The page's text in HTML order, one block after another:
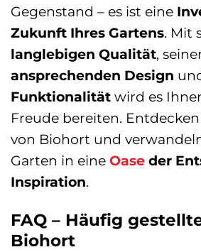
Gegenstand – es ist eine
Zukunft Ihres Gartens. Mit
langlebigen Qualität,
ansprechenden Design
Funktionalität wird es
Freude bereiten.
von Biohort und
Garten in eine Oase der
Inspiration.
FAQ – Häufig
Biohort